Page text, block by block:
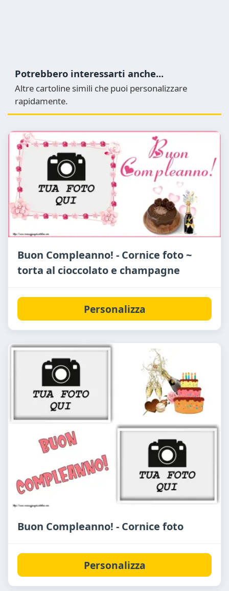
Potrebbero interessarti anche...
Altre cartoline simili che puoi personalizzare
rapidamente.
Buon Compleanno! - Cornice foto ~
torta al cioccolato e champagne
Personalizza
Buon Compleanno! - Cornice foto
Personalizza